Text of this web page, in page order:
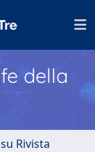
della
Rivista